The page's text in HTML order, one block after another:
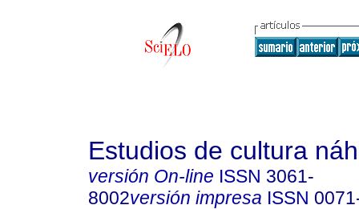
Estudios de cultura
versión On-line ISSN 3061-
8002versión impresa ISSN